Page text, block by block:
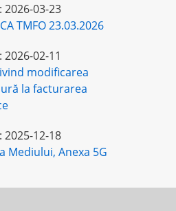
2026-03-23
TMFO 23.03.2026
2026-02-11
modificarea
la facturarea
2025-12-18
Mediului, Anexa 5G